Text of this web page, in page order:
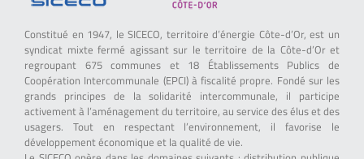
Constitué en 1947, le SICECO, territoire d’énergie Côte-d’Or, est un
syndicat mixte fermé agissant sur le territoire de la Côte-d’Or et
regroupant 675 communes et 18 Établissements Publics de
Coopération Intercommunale (EPCI) à fiscalité propre. Fondé sur les
grands principes de la solidarité intercommunale, il participe
activement à l’aménagement du territoire, au service des élus et des
usagers. Tout en respectant l’environnement, il favorise le
développement économique et la qualité de vie.